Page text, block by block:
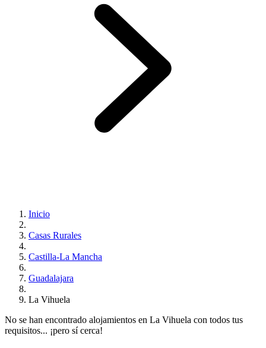
Inicio
Casas Rurales
Castilla-La Mancha
Guadalajara
La Vihuela
No se han encontrado alojamientos en La Vihuela con todos tus
requisitos... ¡pero sí cerca!